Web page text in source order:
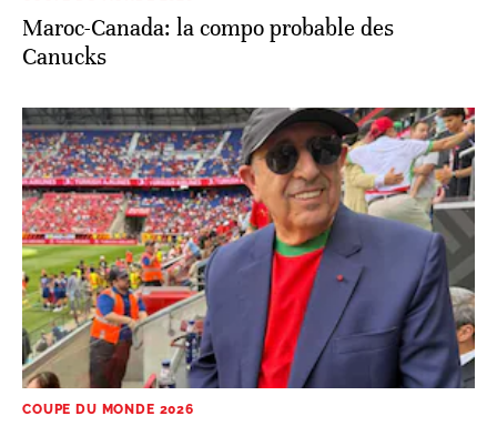
Maroc-Canada: la compo probable des
Canucks
COUPE DU MONDE 2026